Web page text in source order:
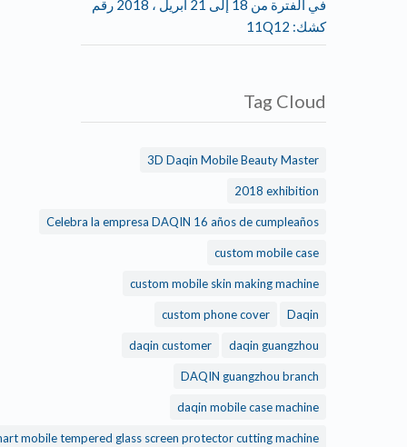
في الفترة من 18 إلى 21 أبريل ، 2018 رقم
Tag Cloud
3D Daqin Mobile Beauty Master
2018 exhibition
Celebra la empresa DAQIN 16 años de cumpleaños
custom mobile case
custom mobile skin making machine
custom phone cover
daqin customer daqin guangzhou
DAQIN guangzhou branch
daqin mobile case machine
daqin smart mobile tempered glass screen protector cutting machine